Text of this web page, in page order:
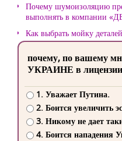
Почему шумоизоляцию
выполнять в компании
Как выбрать мойку деталей
почему, по вашему
УКРАИНЕ в лицензии
1. Уважает Путина.
2. Боится увеличить
3. Никому не дает
4. Боится